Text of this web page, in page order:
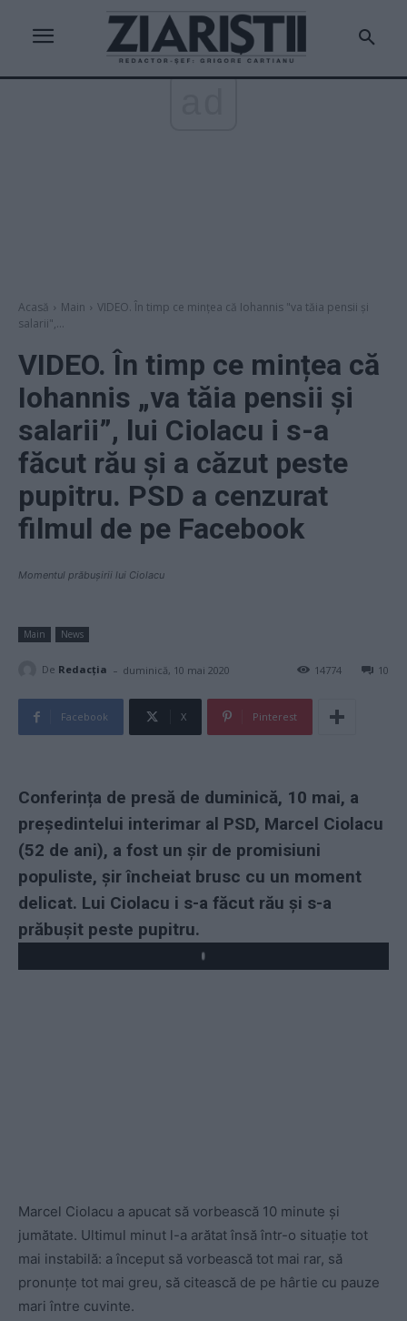
Acasă Main
VIDEO. În timp ce mințea că Iohannis "va tăia pensii și
salarii",...
VIDEO. În timp ce mințea că
Iohannis „va tăia pensii și
salarii”, lui Ciolacu i s-a
făcut rău și a căzut peste
pupitru. PSD a cenzurat
filmul de pe Facebook
Momentul prăbușirii lui Ciolacu
Main News
De Redacţia - duminică, 10 mai 2020 10
14774
Facebook X Pinterest
Conferința de presă de duminică, 10 mai, a
președintelui interimar al PSD, Marcel Ciolacu
(52 de ani), a fost un șir de promisiuni
populiste, șir încheiat brusc cu un moment
delicat. Lui Ciolacu i s-a făcut rău și s-a
prăbușit peste pupitru.
Play
Marcel Ciolacu a apucat să vorbească 10 minute și
jumătate. Ultimul minut l-a arătat însă într-o situație tot
mai instabilă: a început să vorbească tot mai rar, să
pronunțe tot mai greu, să citească de pe hârtie cu pauze
mari între cuvinte.